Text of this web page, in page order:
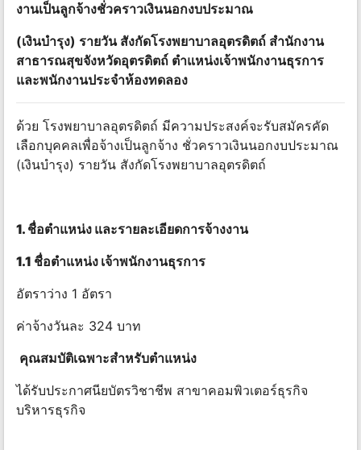
งานเป็นลูกจ้างชั่วคราวเงินนอกงบประมาณ
(เงินบํารุง) รายวัน สังกัดโรงพยาบาลอุตรดิตถ์ สํานักงาน
สาธารณสุขจังหวัดอุตรดิตถ์ ตําแหน่งเจ้าพนักงานธุรการ
และพนักงานประจําห้องทดลอง
ด้วย โรงพยาบาลอุตรดิตถ์ มีความประสงค์จะรับสมัครคัด
เลือกบุคคลเพื่อจ้างเป็นลูกจ้าง ชั่วคราวเงินนอกงบประมาณ
(เงินบํารุง) รายวัน สังกัดโรงพยาบาลอุตรดิตถ์
1. ชื่อตําแหน่ง และรายละเอียดการจ้างงาน
1.1 ชื่อตําแหน่ง เจ้าพนักงานธุรการ
อัตราว่าง 1 อัตรา
ค่าจ้างวันละ 324 บาท
คุณสมบัติเฉพาะสําหรับตําแหน่ง
ได้รับประกาศนียบัตรวิชาชีพ สาขาคอมพิวเตอร์ธุรกิจ
บริหารธุรกิจ